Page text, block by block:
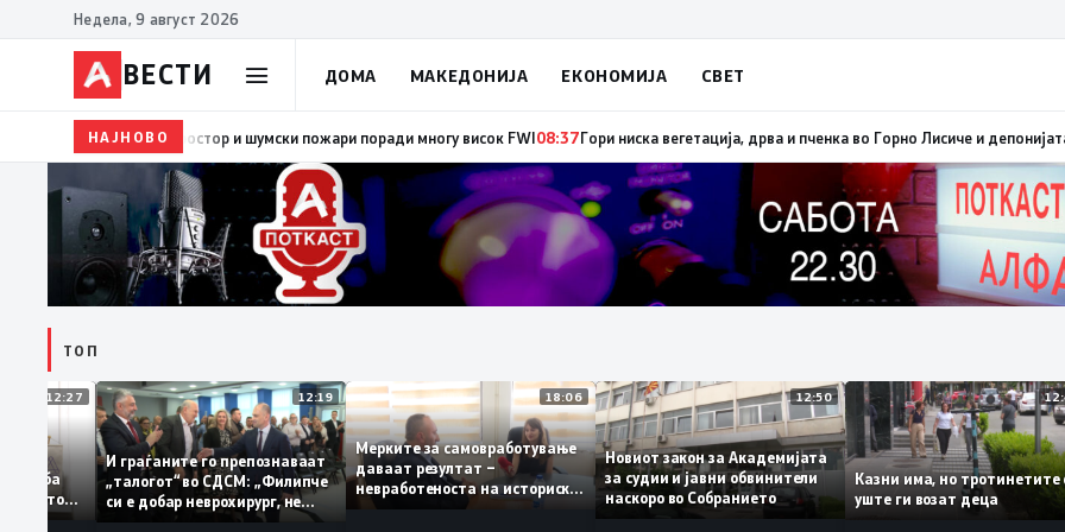
Недела, 9 август 2026
ВЕСТИ ДОМА МАКЕДОНИЈА ЕКОНОМИЈА СВЕТ
НАЈНОВО08:38ЦУК: Попладнево зголемен ризик од појава и брзо ширење на пожари на отворен простор и шумски пожари поради
ТОП
12:27
За
треба
домашното
12:19
И граѓаните го препознаваат
„талогот“ во СДСМ: „Филипче
си е добар неврохирург, не
треба се занимава со
18:06
Мерките за самовработување
даваат резултат –
невработеноста на историски
најниско ниво од 11,3%
12:50
Новиот закон за Академијата
за судии и јавни обвинители
наскоро во Собранието
Казни има, но
уште ги возат деца